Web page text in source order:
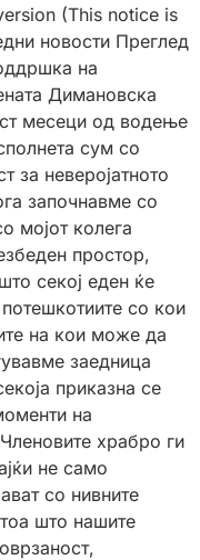
(This notice is
новости Преглед
на
Димановска
месеци од водење
сум со
за неверојатното
започнавме со
мојот колега
простор,
секој еден ќе
со кои
на кои може да
заедница
приказна се
на
храбро ги
не само
со нивните
што нашите